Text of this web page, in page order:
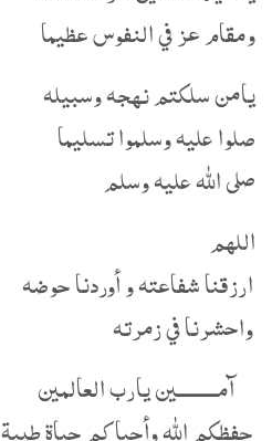
ومقام عز في النفوس عظيما
يامن سلكتم نهجه وسبيله
صلوا عليه وسلموا تسليما
صلى الله عليه وسلم
اللهم
ارزقنا شفاعته و أوردنا حوضه
واحشرنا في زمرته
آمـــــــــين يارب العالمين
حفظكم الله وأحياكم حياة طيبة